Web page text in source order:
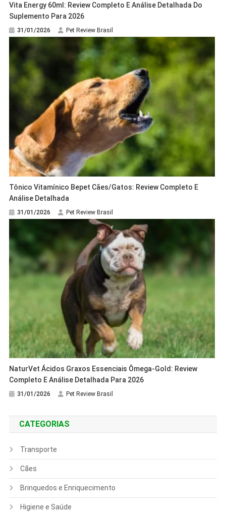
Vita Energy 60ml: Review Completo E Análise Detalhada Do
Suplemento Para 2026
31/01/2026 Pet Review Brasil
Tônico Vitamínico Bepet Cães/Gatos: Review Completo E
Análise Detalhada
31/01/2026 Pet Review Brasil
NaturVet Ácidos Graxos Essenciais Ômega-Gold: Review
Completo E Análise Detalhada Para 2026
31/01/2026 Pet Review Brasil
CATEGORIAS
Transporte
Cães
Brinquedos e Enriquecimento
Higiene e Saúde